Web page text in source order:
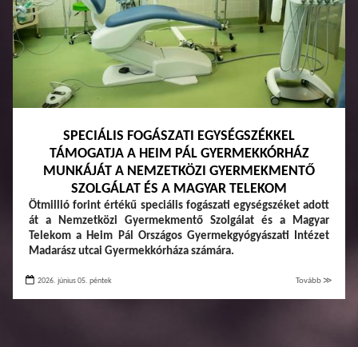
SPECIÁLIS FOGÁSZATI EGYSÉGSZÉKKEL
TÁMOGATJA A HEIM PÁL GYERMEKKÓRHÁZ
MUNKÁJÁT A NEMZETKÖZI GYERMEKMENTŐ
SZOLGÁLAT ÉS A MAGYAR TELEKOM
Ötmillió forint értékű speciális fogászati egységszéket adott
át a Nemzetközi Gyermekmentő Szolgálat és a Magyar
Telekom a Heim Pál Országos Gyermekgyógyászati Intézet
Madarász utcai Gyermekkórháza számára.
2026. június 05. péntek Tovább ≫